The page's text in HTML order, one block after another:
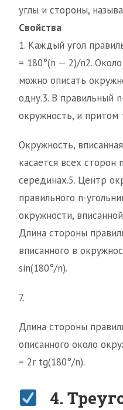
углы и стороны,
Свойства
1. Каждый угол
= 180°(n — 2)/n2.
можно описать
одну.3. В правильный
окружность, и притом
Окружность,
касается всех сторон
серединах.5. Центр
правильного n-
окружности,
Длина стороны
вписанного в
sin(180°/n).
7.
Длина стороны
описанного около
= 2r tg(180°/n).
4.